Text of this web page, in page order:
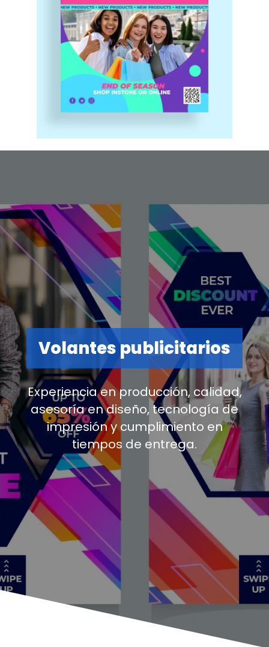
Volantes publicitarios
Experiencia en producción, calidad,
asesoría en diseño, tecnología de
impresión y cumplimiento en
tiempos de entrega.